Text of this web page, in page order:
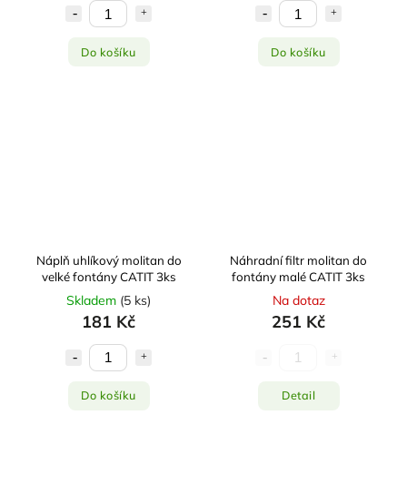
Do košíku Do košíku
Náplň uhlíkový molitan do
velké fontány CATIT 3ks
Skladem (5 ks)
181 Kč
Do košíku
Náhradní filtr molitan do
fontány malé CATIT 3ks
Na dotaz
251 Kč
Detail